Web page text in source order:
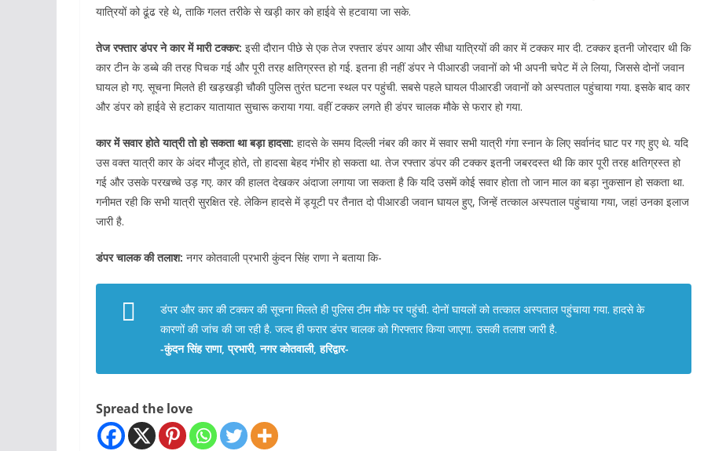
यात्रियों को ढूंढ रहे थे, ताकि गलत तरीके से खड़ी कार को हाईवे से हटवाया जा सके.
तेज रफ्तार डंपर ने कार में मारी टक्कर: इसी दौरान पीछे से एक तेज रफ्तार डंपर आया और सीधा यात्रियों की कार में टक्कर मार दी. टक्कर इतनी जोरदार थी कि
कार टीन के डब्बे की तरह पिचक गई और पूरी तरह क्षतिग्रस्त हो गई. इतना ही नहीं डंपर ने पीआरडी जवानों को भी अपनी चपेट में ले लिया, जिससे दोनों जवान
घायल हो गए. सूचना मिलते ही खड़खड़ी चौकी पुलिस तुरंत घटना स्थल पर पहुंची. सबसे पहले घायल पीआरडी जवानों को अस्पताल पहुंचाया गया. इसके बाद कार
और डंपर को हाईवे से हटाकर यातायात सुचारू कराया गया. वहीं टक्कर लगते ही डंपर चालक मौके से फरार हो गया.
कार में सवार होते यात्री तो हो सकता था बड़ा हादसा: हादसे के समय दिल्ली नंबर की कार में सवार सभी यात्री गंगा स्नान के लिए सर्वानंद घाट पर गए हुए थे. यदि
उस वक्त यात्री कार के अंदर मौजूद होते, तो हादसा बेहद गंभीर हो सकता था. तेज रफ्तार डंपर की टक्कर इतनी जबरदस्त थी कि कार पूरी तरह क्षतिग्रस्त हो
गई और उसके परखच्चे उड़ गए. कार की हालत देखकर अंदाजा लगाया जा सकता है कि यदि उसमें कोई सवार होता तो जान माल का बड़ा नुकसान हो सकता था.
गनीमत रही कि सभी यात्री सुरक्षित रहे. लेकिन हादसे में ड्यूटी पर तैनात दो पीआरडी जवान घायल हुए, जिन्हें तत्काल अस्पताल पहुंचाया गया, जहां उनका इलाज
जारी है.
डंपर चालक की तलाश: नगर कोतवाली प्रभारी कुंदन सिंह राणा ने बताया कि-
डंपर और कार की टक्कर की सूचना मिलते ही पुलिस टीम मौके पर पहुंची. दोनों घायलों को तत्काल अस्पताल पहुंचाया गया. हादसे के
कारणों की जांच की जा रही है. जल्द ही फरार डंपर चालक को गिरफ्तार किया जाएगा. उसकी तलाश जारी है.
-कुंदन सिंह राणा, प्रभारी, नगर कोतवाली, हरिद्वार-
Spread the love